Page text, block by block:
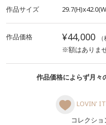
作品サイズ
作品価格 ¥44,000
※額はありませ
作品価格によらず月々
LOVIN'
コレクショ